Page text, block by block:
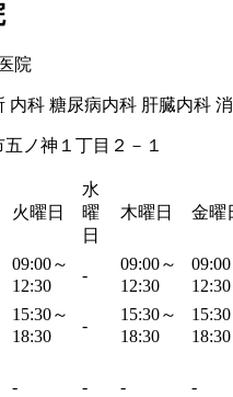
内科 糖尿病内科 肝臓内科
ノ神１丁目２－１
火曜日
水
曜
日
木曜日 金曜
09:00～
12:30
-
09:00～
12:30
09:00
12:30
15:30～
18:30
-
15:30～
18:30
18:30
- - - -